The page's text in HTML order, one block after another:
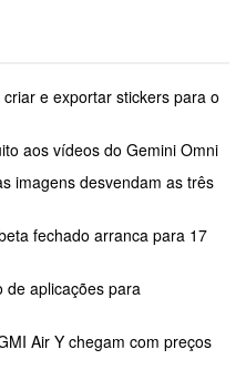
e exportar stickers para o
aos vídeos do Gemini Omni
imagens desvendam as três
fechado arranca para 17
de aplicações para
Air Y chegam com preços